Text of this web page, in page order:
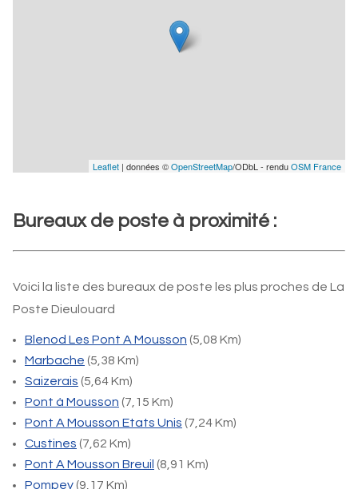
Leaflet | données ©OpenStreetMap/ODbL - renduOSM France
Bureaux de poste à proximité :
Voici la liste des bureaux de poste les plus proches de La
Poste Dieulouard
Blenod Les Pont A Mousson (5,08 Km)
Marbache (5,38 Km)
Saizerais (5,64 Km)
Pont à Mousson (7,15 Km)
Pont A Mousson Etats Unis (7,24 Km)
Custines (7,62 Km)
Pont A Mousson Breuil (8,91 Km)
Pompey(9,17 Km)